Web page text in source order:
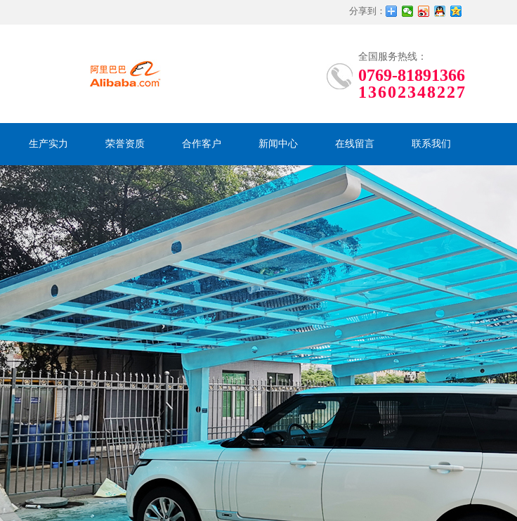
分享到：
全国服务热线：
0769-81891366
13602348227
生产实力 荣誉资质 合作客户 新闻中心 在线留言 联系我们